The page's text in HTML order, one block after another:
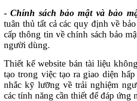
-Chính sách bảo mật và bảo
tuân thủ tất cả các quy định về
cấp thông tin về chính sách bảo
người dùng.
Thiết kế website bán tài liệu
tạo trong việc tạo ra giao diện
nhắc kỹ lưỡng về trải nghiệm
các tính năng cần thiết để đáp ứng